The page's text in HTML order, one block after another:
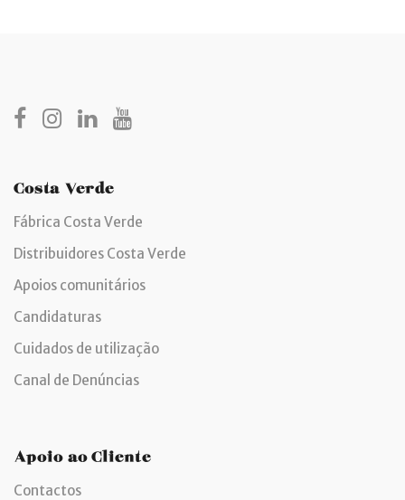
Costa Verde
Fábrica Costa Verde
Distribuidores Costa Verde
Apoios comunitários
Candidaturas
Cuidados de utilização
Canal de Denúncias
Apoio ao Cliente
Contactos